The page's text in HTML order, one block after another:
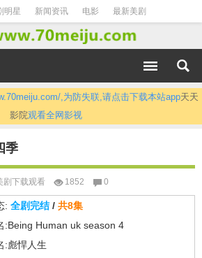
明星 新闻资讯 电影 最新美剧
,为防失联,请点击下载本站app天天
影院观看全网影视
季
剧下载观看 1852 0
: 全剧完结/ 共8集
:Being Human uk season 4
:彪悍人生